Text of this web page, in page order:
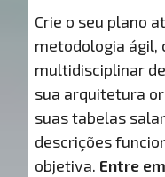
Crie o seu plano
metodologia ágil,
multidisciplinar
sua arquitetura
suas tabelas
descrições
objetiva. Entre